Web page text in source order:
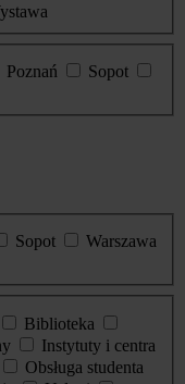
Poznań
Sopot
Sopot
Warszawa
Biblioteka
Instytuty i centra
Obsługa studenta